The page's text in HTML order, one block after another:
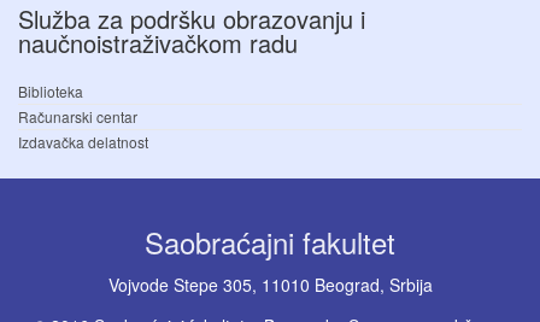
Služba za podršku obrazovanju i
naučnoistraživačkom radu
Biblioteka
Računarski centar
Izdavačka delatnost
Saobraćajni fakultet
Vojvode Stepe 305, 11010 Beograd, Srbija